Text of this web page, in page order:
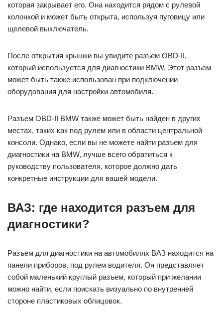
которая закрывает его. Она находится рядом с рулевой
колонкой и может быть открыта, используя пуговицу или
щелевой выключатель.
После открытия крышки вы увидите разъем OBD-II,
который используется для диагностики BMW. Этот разъем
может быть также использован при подключении
оборудования для настройки автомобиля.
Разъем OBD-II BMW также может быть найден в других
местах, таких как под рулем или в области центральной
консоли. Однако, если вы не можете найти разъем для
диагностики на BMW, лучше всего обратиться к
руководству пользователя, которое должно дать
конкретные инструкции для вашей модели.
ВАЗ: где находится разъем для
диагностики?
Разъем для диагностики на автомобилях ВАЗ находится на
панели приборов, под рулем водителя. Он представляет
собой маленький круглый разъем, который при желании
можно найти, если поискать визуально по внутренней
стороне пластиковых облицовок.